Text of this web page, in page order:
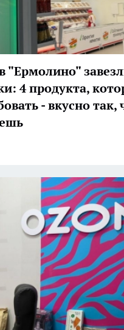
"Ермолино"
4 продукта,
- вкусно так,